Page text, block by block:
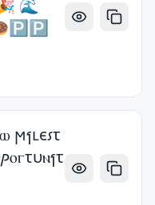
🌊
ϻⳕⳑⲉ⳽τ